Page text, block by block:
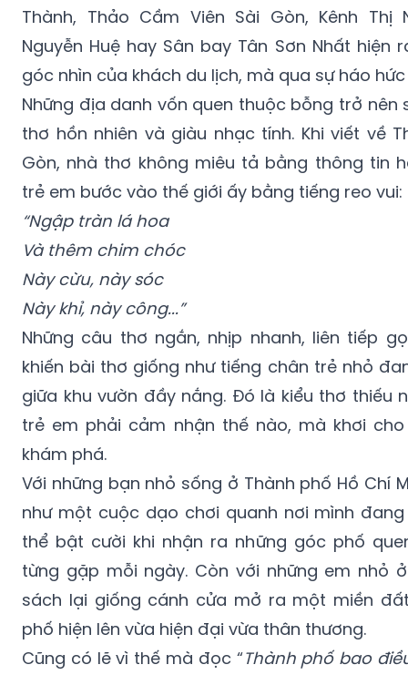
Thành, Thảo Cầm Viên Sài Gòn, Kênh Thị
Nguyễn Huệ hay Sân bay Tân Sơn Nhất hiện
góc nhìn của khách du lịch, mà qua sự háo
Những địa danh vốn quen thuộc bỗng trở nên
thơ hồn nhiên và giàu nhạc tính. Khi viết về
Gòn, nhà thơ không miêu tả bằng thông tin
trẻ em bước vào thế giới ấy bằng tiếng reo vui:
“Ngập tràn lá hoa
Và thêm chim chóc
Này cừu, này sóc
Này khỉ, này công...”
Những câu thơ ngắn, nhịp nhanh, liên tiếp
khiến bài thơ giống như tiếng chân trẻ nhỏ
giữa khu vườn đầy nắng. Đó là kiểu thơ thiếu
trẻ em phải cảm nhận thế nào, mà khơi
khám phá.
Với những bạn nhỏ sống ở Thành phố Hồ Chí
như một cuộc dạo chơi quanh nơi mình
thể bật cười khi nhận ra những góc phố
từng gặp mỗi ngày. Còn với những em nhỏ
sách lại giống cánh cửa mở ra một miền
phố hiện lên vừa hiện đại vừa thân thương.
Cũng có lẽ vì thế mà đọc “Thành phố bao